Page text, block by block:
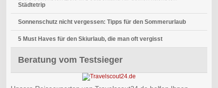
Städtetrip
Sonnenschutz nicht vergessen: Tipps für den Sommerurlaub
5 Must Haves für den Skiurlaub, die man oft vergisst
Beratung vom Testsieger